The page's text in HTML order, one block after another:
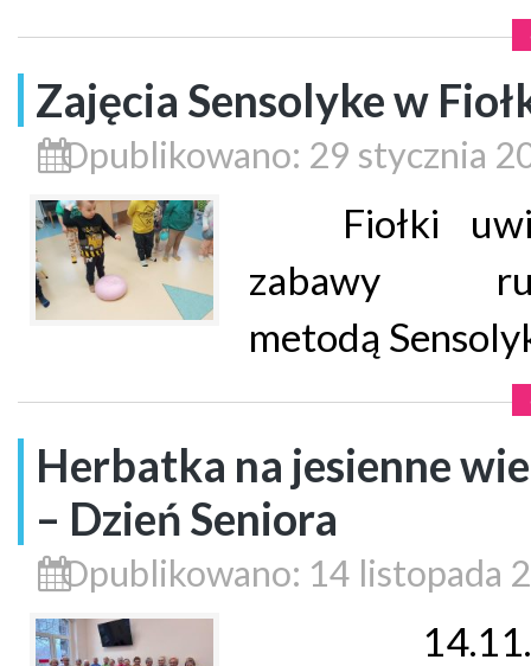
Zajęcia Sensolyke w
Opublikowano: 29 stycznia
Fiołki
zabawy
metodą
Herbatka na jesienne
– Dzień Seniora
Opublikowano: 14 listopada